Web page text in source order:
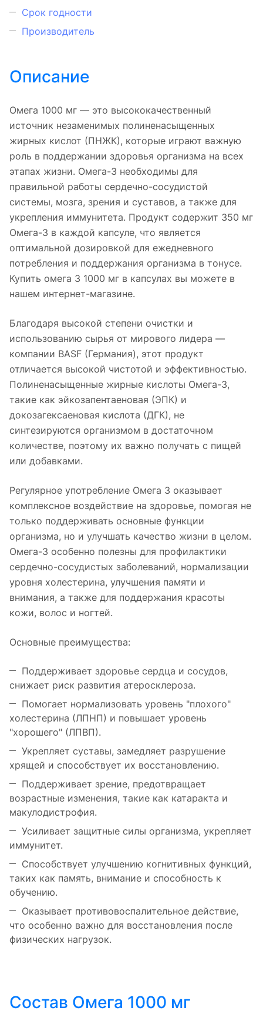
Срок годности
Производитель
Описание
Омега 1000 мг — это высококачественный
источник незаменимых полиненасыщенных
жирных кислот (ПНЖК), которые играют важную
роль в поддержании здоровья организма на всех
этапах жизни. Омега-3 необходимы для
правильной работы сердечно-сосудистой
системы, мозга, зрения и суставов, а также для
укрепления иммунитета. Продукт содержит 350 мг
Омега-3 в каждой капсуле, что является
оптимальной дозировкой для ежедневного
потребления и поддержания организма в тонусе.
Купить омега 3 1000 мг в капсулах вы можете в
нашем интернет-магазине.
Благодаря высокой степени очистки и
использованию сырья от мирового лидера —
компании BASF (Германия), этот продукт
отличается высокой чистотой и эффективностью.
Полиненасыщенные жирные кислоты Омега-3,
такие как эйкозапентаеновая (ЭПК) и
докозагексаеновая кислота (ДГК), не
синтезируются организмом в достаточном
количестве, поэтому их важно получать с пищей
или добавками.
Регулярное употребление Омега 3 оказывает
комплексное воздействие на здоровье, помогая не
только поддерживать основные функции
организма, но и улучшать качество жизни в целом.
Омега-3 особенно полезны для профилактики
сердечно-сосудистых заболеваний, нормализации
уровня холестерина, улучшения памяти и
внимания, а также для поддержания красоты
кожи, волос и ногтей.
Основные преимущества:
Поддерживает здоровье сердца и сосудов,
снижает риск развития атеросклероза.
Помогает нормализовать уровень "плохого"
холестерина (ЛПНП) и повышает уровень
"хорошего" (ЛПВП).
Укрепляет суставы, замедляет разрушение
хрящей и способствует их восстановлению.
Поддерживает зрение, предотвращает
возрастные изменения, такие как катаракта и
макулодистрофия.
Усиливает защитные силы организма, укрепляет
иммунитет.
Способствует улучшению когнитивных функций,
таких как память, внимание и способность к
обучению.
Оказывает противовоспалительное действие,
что особенно важно для восстановления после
физических нагрузок.
Состав Омега 1000 мг